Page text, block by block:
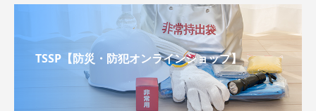
TSSP【防災・防犯オンラインショップ】